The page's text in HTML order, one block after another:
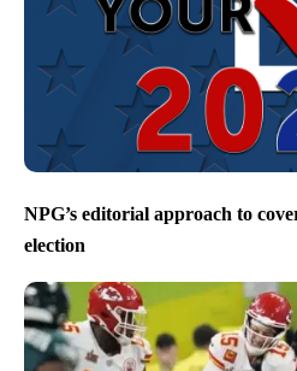
NPG’s editorial approach to
election